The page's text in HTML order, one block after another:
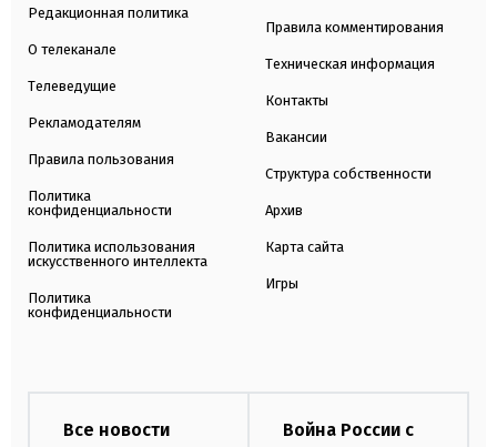
Редакционная политика
О телеканале
Телеведущие
Рекламодателям
Правила пользования
Политика
конфиденциальности
Политика использования
искусственного интеллекта
Политика
конфиденциальности
Правила комментирования
Техническая информация
Контакты
Вакансии
Структура собственности
Архив
Карта сайта
Игры
Все новости
Война России с